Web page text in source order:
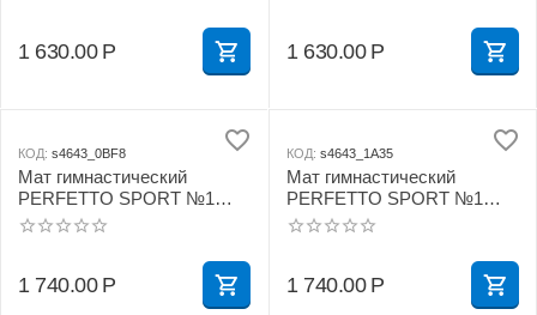
1 630.00 Р 1 630.00 Р
КОД: s4643_0BF8
Мат гимнастический
PERFETTO SPORT №1
(100 х 50 х 10) см бежевый
1 740.00 Р
КОД: s4643_1A35
Мат гимнастический
PERFETTO SPORT №1
(100 х 50 х 10) см зелёно/
1 740.00 Р